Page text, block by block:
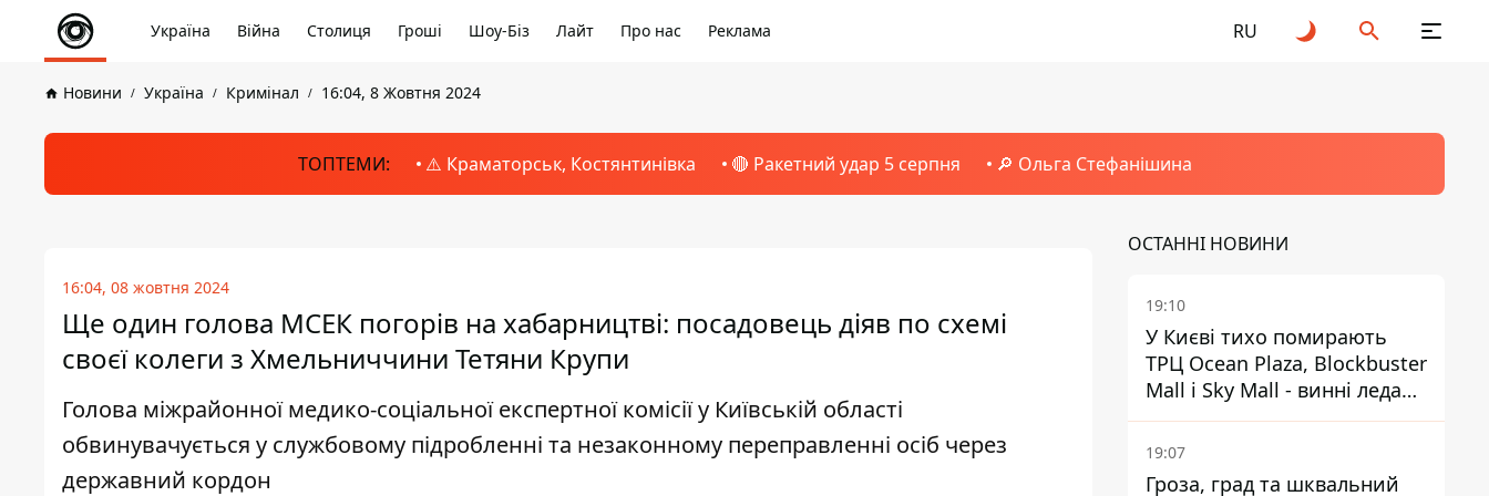
Україна Війна Столиця Гроші Шоу-Біз Лайт Про нас Реклама RU
Новини Україна Кримінал 16:04, 8 Жовтня 2024
ТОПТЕМИ: ⚠️ Краматорськ, Костянтинівка 🔴 Ракетний удар 5 серпня 🔎 Ольга Стефанішина
16:04, 08 жовтня 2024
Ще один голова МСЕК погорів на хабарництві: посадовець діяв по схемі
своєї колеги з Хмельниччини Тетяни Крупи
Голова міжрайонної медико-соціальної експертної комісії у Київській області
обвинувачується у службовому підробленні та незаконному переправленні осіб через
державний кордон
ОСТАННІ НОВИНИ
19:10
У Києві тихо помирають
ТРЦ Ocean Plaza, Blockbuster
Mall і Sky Mall - винні ледачі
менеджери й канібалізм
19:07
Гроза, град та шквальний